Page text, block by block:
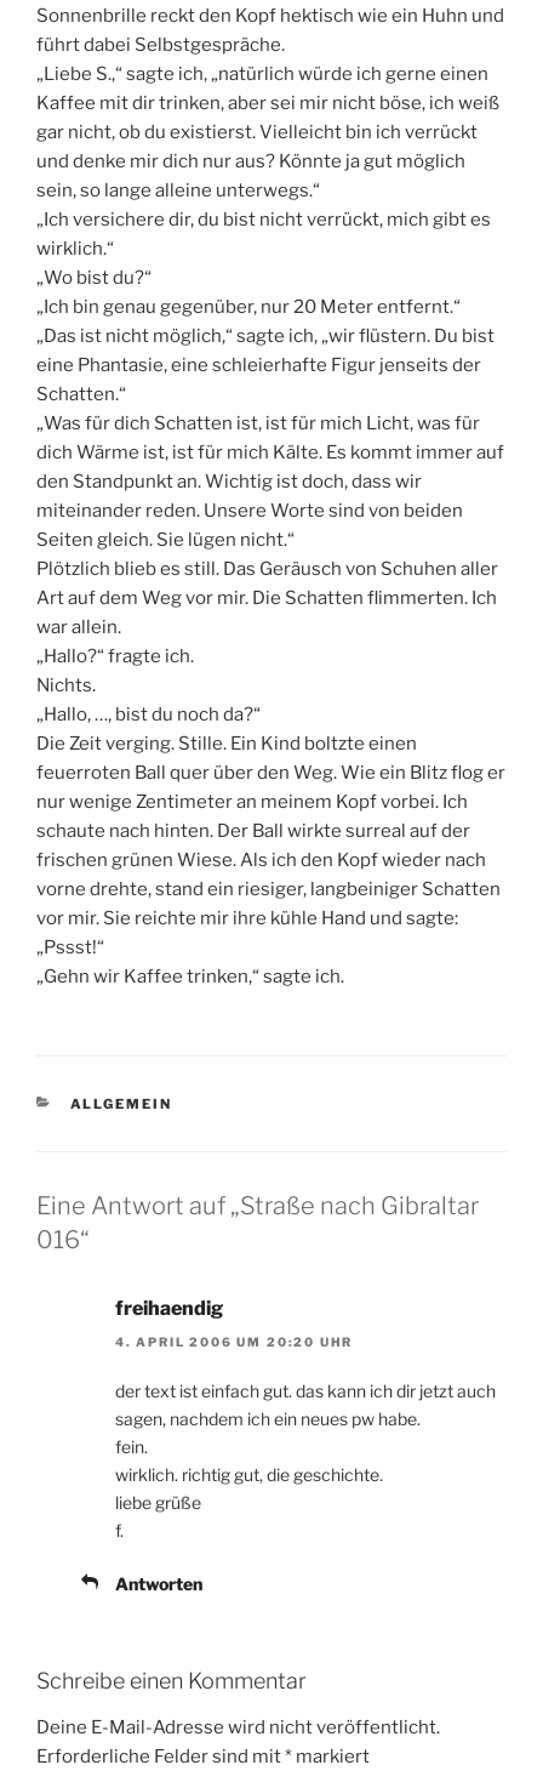
Sonnenbrille reckt den Kopf hektisch wie ein Huhn und
führt dabei Selbstgespräche.
„Liebe S.,“ sagte ich, „natürlich würde ich gerne einen
Kaffee mit dir trinken, aber sei mir nicht böse, ich weiß
gar nicht, ob du existierst. Vielleicht bin ich verrückt
und denke mir dich nur aus? Könnte ja gut möglich
sein, so lange alleine unterwegs.“
„Ich versichere dir, du bist nicht verrückt, mich gibt es
wirklich.“
„Wo bist du?“
„Ich bin genau gegenüber, nur 20 Meter entfernt.“
„Das ist nicht möglich,“ sagte ich, „wir flüstern. Du bist
eine Phantasie, eine schleierhafte Figur jenseits der
Schatten.“
„Was für dich Schatten ist, ist für mich Licht, was für
dich Wärme ist, ist für mich Kälte. Es kommt immer auf
den Standpunkt an. Wichtig ist doch, dass wir
miteinander reden. Unsere Worte sind von beiden
Seiten gleich. Sie lügen nicht.“
Plötzlich blieb es still. Das Geräusch von Schuhen aller
Art auf dem Weg vor mir. Die Schatten flimmerten. Ich
war allein.
„Hallo?“ fragte ich.
Nichts.
„Hallo, …, bist du noch da?“
Die Zeit verging. Stille. Ein Kind boltzte einen
feuerroten Ball quer über den Weg. Wie ein Blitz flog er
nur wenige Zentimeter an meinem Kopf vorbei. Ich
schaute nach hinten. Der Ball wirkte surreal auf der
frischen grünen Wiese. Als ich den Kopf wieder nach
vorne drehte, stand ein riesiger, langbeiniger Schatten
vor mir. Sie reichte mir ihre kühle Hand und sagte:
„Pssst!“
„Gehn wir Kaffee trinken,“ sagte ich.
KATEGORIEN
ALLGEMEIN
Eine Antwort auf „Straße nach Gibraltar
016“
freihaendig
4. APRIL 2006 UM 20:20 UHR
der text ist einfach gut. das kann ich dir jetzt auch
sagen, nachdem ich ein neues pw habe.
fein.
wirklich. richtig gut, die geschichte.
liebe grüße
f.
Antworten
Schreibe einen Kommentar
Deine E-Mail-Adresse wird nicht veröffentlicht.
Erforderliche Felder sind mit* markiert